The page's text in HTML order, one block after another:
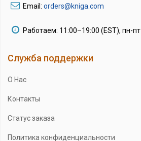
Email: orders@kniga.com
Работаем: 11:00–19:00 (EST), пн-пт
Служба поддержки
О Нас
Контакты
Статус заказа
Политика конфиденциальности